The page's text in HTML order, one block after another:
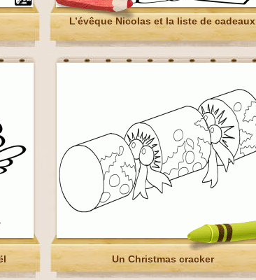
L’évêque Nicolas et la liste de cadeaux
Un Christmas cracker